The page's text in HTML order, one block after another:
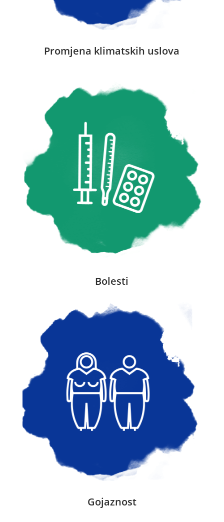
Promjena klimatskih uslova
Bolesti
Gojaznost